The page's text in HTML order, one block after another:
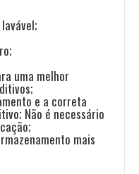
uma melhor
e a correta
Não é necessário
mais